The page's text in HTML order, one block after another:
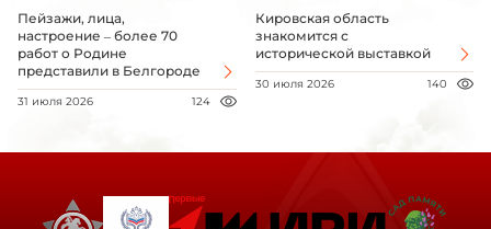
Пейзажи, лица,
настроение – более 70
работ о Родине
представили в Белгороде
31 июля 2026 124
Кировская область
знакомится с
исторической выставкой
30 июля 2026 140